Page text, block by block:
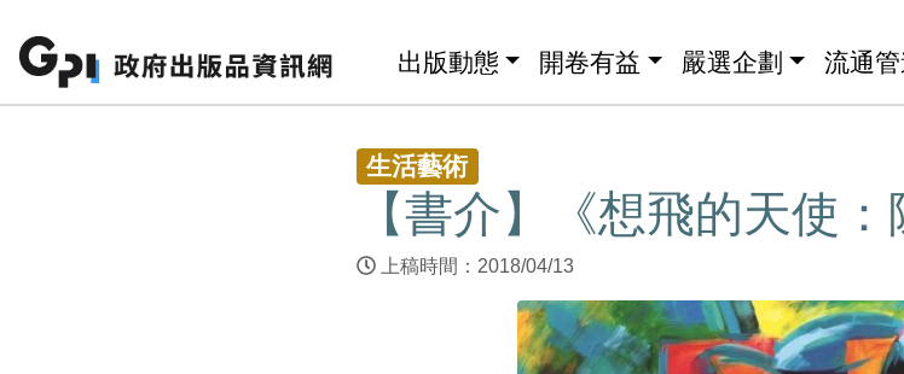
出版動態 開卷有益 嚴選企劃 流通
生活藝術
【書介】《想飛的天使：
上稿時間：2018/04/13